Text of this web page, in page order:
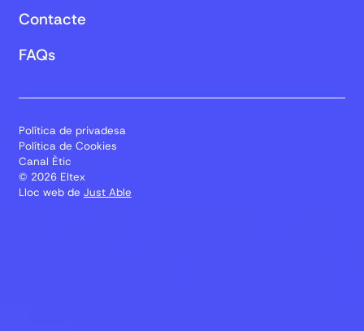
Contacte
FAQs
Política de privadesa
Política de Cookies
Canal Ètic
© 2026 Eltex
Lloc web de Just Able